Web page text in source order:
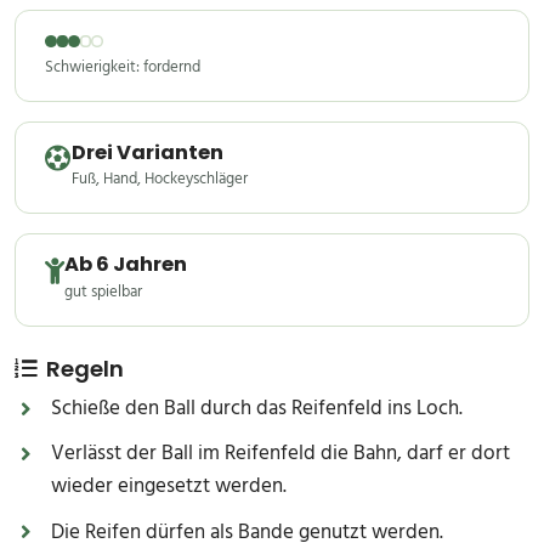
Schwierigkeit: fordernd
Drei Varianten
Fuß, Hand, Hockeyschläger
Ab 6 Jahren
gut spielbar
Regeln
Schieße den Ball durch das Reifenfeld ins Loch.
Verlässt der Ball im Reifenfeld die Bahn, darf er dort
wieder eingesetzt werden.
Die Reifen dürfen als Bande genutzt werden.